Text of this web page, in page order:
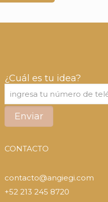
¿Cuál es tu idea?
CONTACTO
contacto@angiegi.com
+52 213 245 8720